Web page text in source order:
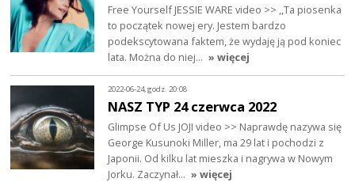
Free Yourself JESSIE WARE video >> ,,Ta piosenka
to początek nowej ery. Jestem bardzo
podekscytowana faktem, że wydaję ją pod koniec
lata. Można do niej… » więcej
2022-06-24, godz. 20:08
NASZ TYP 24 czerwca 2022
Glimpse Of Us JOJI video >> Naprawdę nazywa się
George Kusunoki Miller, ma 29 lat i pochodzi z
Japonii. Od kilku lat mieszka i nagrywa w Nowym
Jorku. Zaczynał… » więcej